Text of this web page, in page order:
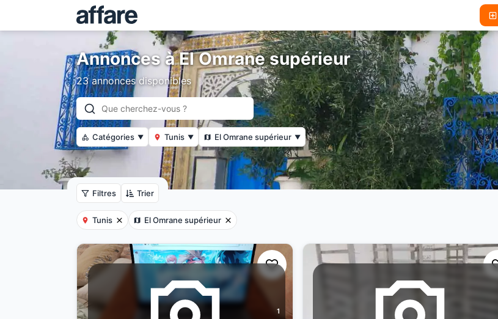
Annonces à El Omrane supérieur
23 annonces disponibles
Catégories ▼ Tunis ▼ El Omrane supérieur ▼
Filtres Trier
Tunis El Omrane supérieur
1